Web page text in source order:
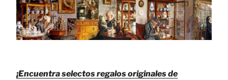
¡Encuentra selectos regalos originales de